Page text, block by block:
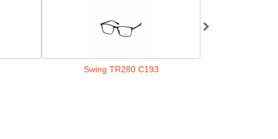
Swing TR280 C193